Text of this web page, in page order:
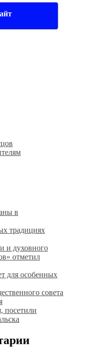
в
традициях
и духовного
отметил
для особенных
совета
посетили